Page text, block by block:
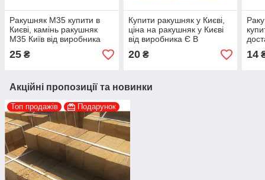
Ракушняк М35 купити в
Києві, камінь ракушняк
М35 Київ від виробника
25 ₴
Купити ракушняк у Києві,
ціна на ракушняк у Києві
від виробника Є В
20₴ 14
Акційні пропозиції та новинки
Топ продажів Подарунок